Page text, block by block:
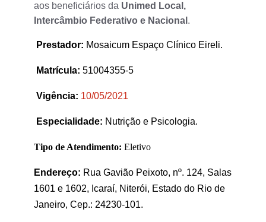
aos beneficiários da Unimed Local,
Intercâmbio Federativo e Nacional .
Prestador: Mosaicum Espaço Clínico Eireli.
Matrícula: 51004355-5
Vigência: 10/05/2021
Especialidade: Nutrição e Psicologia.
Tipo de Atendimento: Eletivo
Endereço: Rua Gavião Peixoto, nº. 124, Salas
1601 e 1602, Icaraí, Niterói, Estado do Rio de
Janeiro, Cep.: 24230-101.